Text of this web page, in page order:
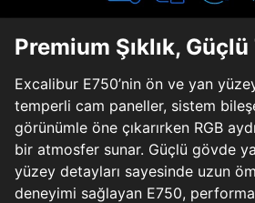
Premium Şıklık, Güçlü
Excalibur E750’nin ön ve yan
temperli cam paneller, sistem
görünümle öne çıkarırken RGB
bir atmosfer sunar. Güçlü gövde
yüzey detayları sayesinde uzun
deneyimi sağlayan E750,